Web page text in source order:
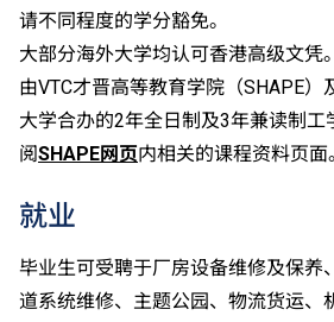
请不同程度的学分豁免。
大部分海外大学均认可香港高级文凭
由VTC才晋高等教育学院（SHAPE
大学合办的2年全日制及3年兼读制工
阅SHAPE网页内相关的课程资料页面
就业
毕业生可受聘于厂房设备维修及保养
道系统维修、主题公园、物流货运、